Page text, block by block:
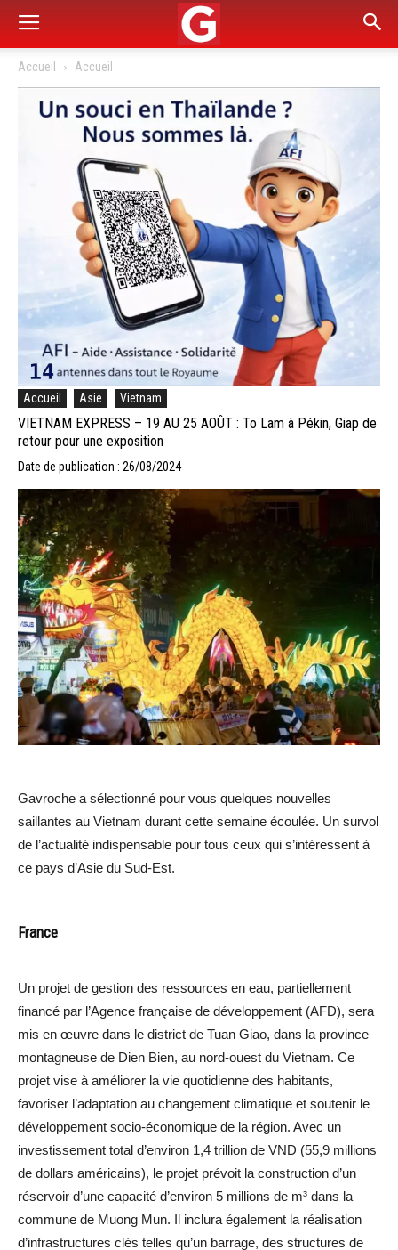
Accueil Accueil
Accueil Asie Vietnam
VIETNAM EXPRESS – 19 AU 25 AOÛT : To Lam à Pékin, Giap de
retour pour une exposition
Date de publication : 26/08/2024
Gavroche a sélectionné pour vous quelques nouvelles
saillantes au Vietnam durant cette semaine écoulée. Un survol
de l’actualité indispensable pour tous ceux qui s’intéressent à
ce pays d’Asie du Sud-Est.
France
Un projet de gestion des ressources en eau, partiellement
financé par l’Agence française de développement (AFD), sera
mis en œuvre dans le district de Tuan Giao, dans la province
montagneuse de Dien Bien, au nord-ouest du Vietnam. Ce
projet vise à améliorer la vie quotidienne des habitants,
favoriser l’adaptation au changement climatique et soutenir le
développement socio-économique de la région. Avec un
investissement total d’environ 1,4 trillion de VND (55,9 millions
de dollars américains), le projet prévoit la construction d’un
réservoir d’une capacité d’environ 5 millions de m³ dans la
commune de Muong Mun. Il inclura également la réalisation
d’infrastructures clés telles qu’un barrage, des structures de